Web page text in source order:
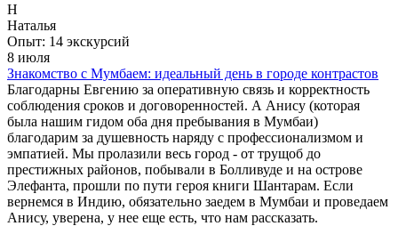
Н
Наталья
Опыт: 14 экскурсий
8 июля
Знакомство с Мумбаем: идеальный день в городе контрастов
Благодарны Евгению за оперативную связь и корректность
соблюдения сроков и договоренностей. А Анису (которая
была нашим гидом оба дня пребывания в Мумбаи)
благодарим за душевность наряду с профессионализмом и
эмпатией. Мы пролазили весь город - от трущоб до
престижных районов, побывали в Болливуде и на острове
Элефанта, прошли по пути героя книги Шантарам. Если
вернемся в Индию, обязательно заедем в Мумбаи и проведаем
Анису, уверена, у нее еще есть, что нам рассказать.